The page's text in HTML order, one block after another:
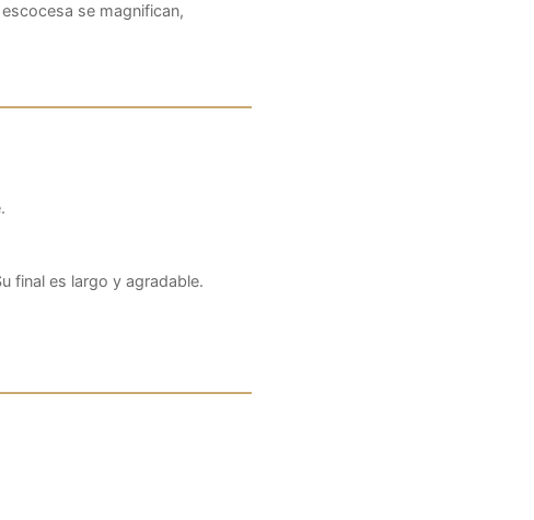
se magnifican,
final es largo y agradable.